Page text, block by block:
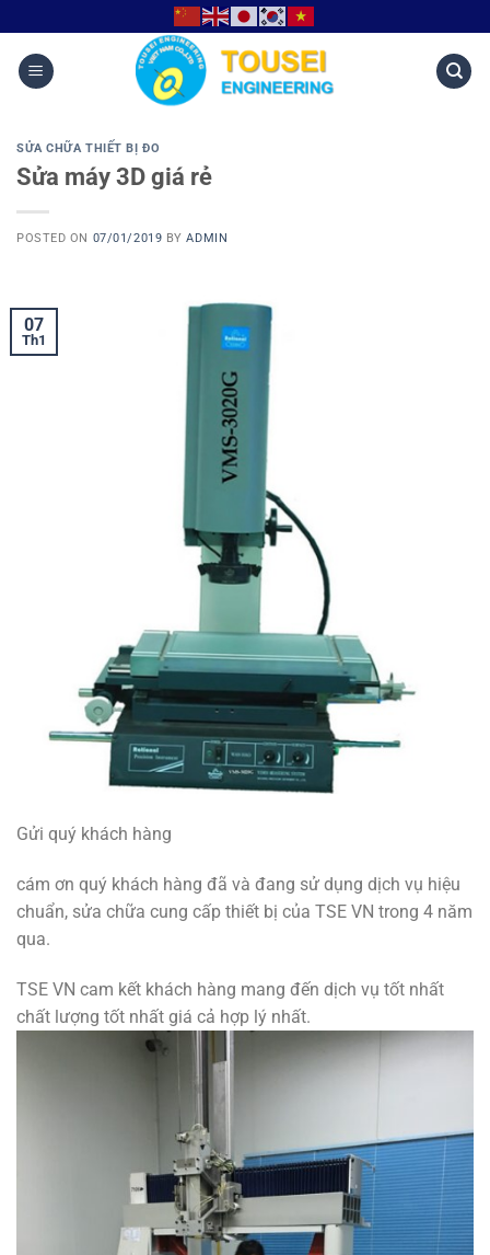
SỬA CHỮA THIẾT BỊ ĐO
Sửa máy 3D giá rẻ
POSTED ON 07/01/2019 BYADMIN
07
Th1
Gửi quý khách hàng
cám ơn quý khách hàng đã và đang sử dụng dịch vụ hiệu
chuẩn, sửa chữa cung cấp thiết bị của TSE VN trong 4 năm
qua.
TSE VN cam kết khách hàng mang đến dịch vụ tốt nhất
chất lượng tốt nhất giá cả hợp lý nhất.